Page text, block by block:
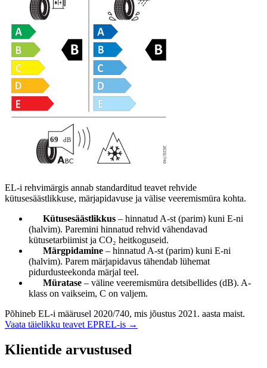
EL-i rehvimärgis annab standarditud teavet rehvide
kütusesäästlikkuse, märjapidavuse ja välise veeremismüra kohta.
Kütusesäästlikkus – hinnatud A-st (parim) kuni E-ni
(halvim). Paremini hinnatud rehvid vähendavad
kütusetarbiimist ja CO₂ heitkoguseid.
Märgpidamine – hinnatud A-st (parim) kuni E-ni
(halvim). Parem märjapidavus tähendab lühemat
pidurdusteekonda märjal teel.
Müratase – väline veeremismüra detsibellides (dB). A-
klass on vaikseim, C on valjem.
Põhineb EL-i määrusel 2020/740, mis jõustus 2021. aasta maist.
Vaata täielikku teavet EPREL-is →
Klientide arvustused